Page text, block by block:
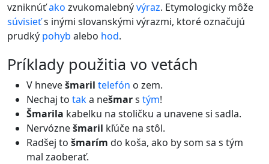
vzniknúťako zvukomalebnývýraz. Etymologicky môže
súvisieťs inými slovanskými výrazmi, ktoré označujú
prudký pohyb alebo hod.
príklady použitia vo vetách
V hnevešmaril telefón o zem.
Nechaj to taka nešmars tým!
Šmarila kabelku na stoličku a unavene si sadla.
Nervóznešmaril kľúče na stôl.
Radšej to šmarím do koša, ako by som sa s tým
mal zaoberať.